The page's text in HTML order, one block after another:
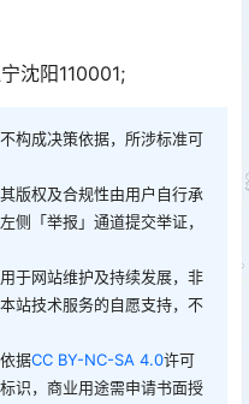
沈阳110001;
构成决策依据，所涉标准可
版权及合规性由用户自行承
侧「举报」通道提交举证，
于网站维护及持续发展，非
站技术服务的自愿支持，不
据CC BY-NC-SA 4.0许可
识，商业用途需申请书面授